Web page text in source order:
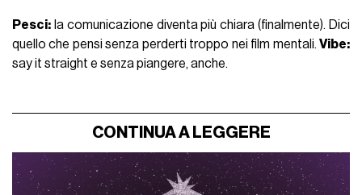
Pesci: la comunicazione diventa più chiara (finalmente). Dici
quello che pensi senza perderti troppo nei film mentali. Vibe:
say it straight e senza piangere, anche.
CONTINUA A LEGGERE